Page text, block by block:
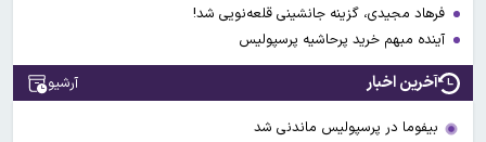
فرهاد مجیدی، گزینه جانشینی قلعه‌نویی شد!
آینده مبهم خرید پرحاشیه پرسپولیس
آخرین اخبار آرشیو
بیفوما در پرسپولیس ماندنی شد